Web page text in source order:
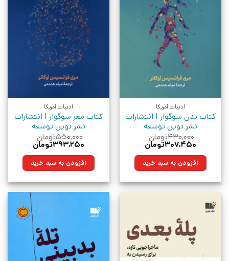
ادبیات آمریکا
کتاب بدن سوگوار | انتشارات
نشر نوین توسعه
۴۳۰,۰۰۰تومان
قیمت
۴۳۰,۰۰۰تومان
بود.
۳۰۷,۴۵۰تومان
۳۰۷,۴۵۰تومان.افزودن به سبد خرید
ادبیات آمریکا
کتاب مغز سوگوار | انتشارات
نشر نوین توسعه
۵۵۰,۰۰۰تومان
قیمت
۵۵۰,۰۰۰تومان
بود.
۳۹۳,۲۵۰تومان
۳۹۳,۲۵۰تومان.افزودن به سبد خرید